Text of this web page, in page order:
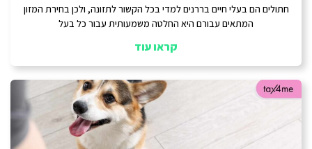
חתולים הם בעלי חיים בררנים למדי בכל הקשור לתזונה, ולכן בחירת המזון
המתאים עבורם היא החלטה משמעותית עבור כל בעל
קראו עוד